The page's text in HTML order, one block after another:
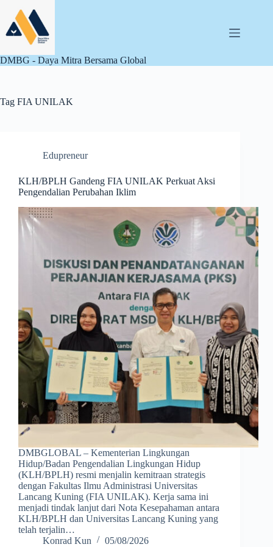
content
DMBG - Daya Mitra Bersama Global
Tag FIA UNILAK
Edupreneur
KLH/BPLH Gandeng FIA UNILAK Perkuat Aksi
Pengendalian Perubahan Iklim
DMBGLOBAL – Kementerian Lingkungan
Hidup/Badan Pengendalian Lingkungan Hidup
(KLH/BPLH) resmi menjalin kemitraan strategis
dengan Fakultas Ilmu Administrasi Universitas
Lancang Kuning (FIA UNILAK). Kerja sama ini
menjadi tindak lanjut dari Nota Kesepahaman antara
KLH/BPLH dan Universitas Lancang Kuning yang
telah terjalin…
Konrad Kun
05/08/2026